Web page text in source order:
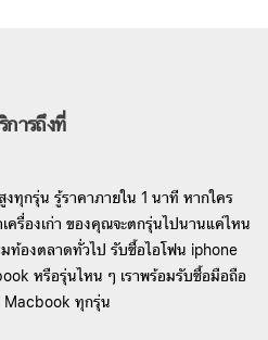
ารถึงที่
ทุกรุ่น รู้ราคาภายใน 1 นาที หากใคร
ครื่องเก่า ของคุณจะตกรุ่นไปนานแค่ไหน
ท้องตลาดทั่วไป รับซื้อไอโฟน iphone
หรือรุ่นไหน ๆ เราพร้อมรับซื้อมือถือ
Macbook ทุกรุ่น